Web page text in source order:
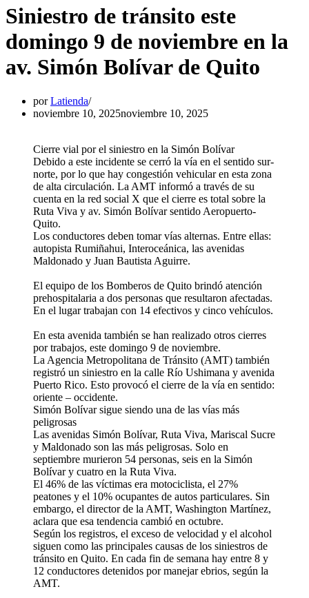
Siniestro de tránsito este
domingo 9 de noviembre en la
av. Simón Bolívar de Quito
porLatienda
noviembre 10, 2025noviembre 10, 2025
Cierre vial por el siniestro en la Simón Bolívar
Debido a este incidente se cerró la vía en el sentido sur-
norte, por lo que hay congestión vehicular en esta zona
de alta circulación. La AMT informó a través de su
cuenta en la red social X que el cierre es total sobre la
Ruta Viva y av. Simón Bolívar sentido Aeropuerto-
Quito.
Los conductores deben tomar vías alternas. Entre ellas:
autopista Rumiñahui, Interoceánica, las avenidas
Maldonado y Juan Bautista Aguirre.
El equipo de los Bomberos de Quito brindó atención
prehospitalaria a dos personas que resultaron afectadas.
En el lugar trabajan con 14 efectivos y cinco vehículos.
En esta avenida también se han realizado otros cierres
por trabajos, este domingo 9 de noviembre.
La Agencia Metropolitana de Tránsito (AMT) también
registró un siniestro en la calle Río Ushimana y avenida
Puerto Rico. Esto provocó el cierre de la vía en sentido:
oriente – occidente.
Simón Bolívar sigue siendo una de las vías más
peligrosas
Las avenidas Simón Bolívar, Ruta Viva, Mariscal Sucre
y Maldonado son las más peligrosas. Solo en
septiembre murieron 54 personas, seis en la Simón
Bolívar y cuatro en la Ruta Viva.
El 46% de las víctimas era motociclista, el 27%
peatones y el 10% ocupantes de autos particulares. Sin
embargo, el director de la AMT, Washington Martínez,
aclara que esa tendencia cambió en octubre.
Según los registros, el exceso de velocidad y el alcohol
siguen como las principales causas de los siniestros de
tránsito en Quito. En cada fin de semana hay entre 8 y
12 conductores detenidos por manejar ebrios, según la
AMT.